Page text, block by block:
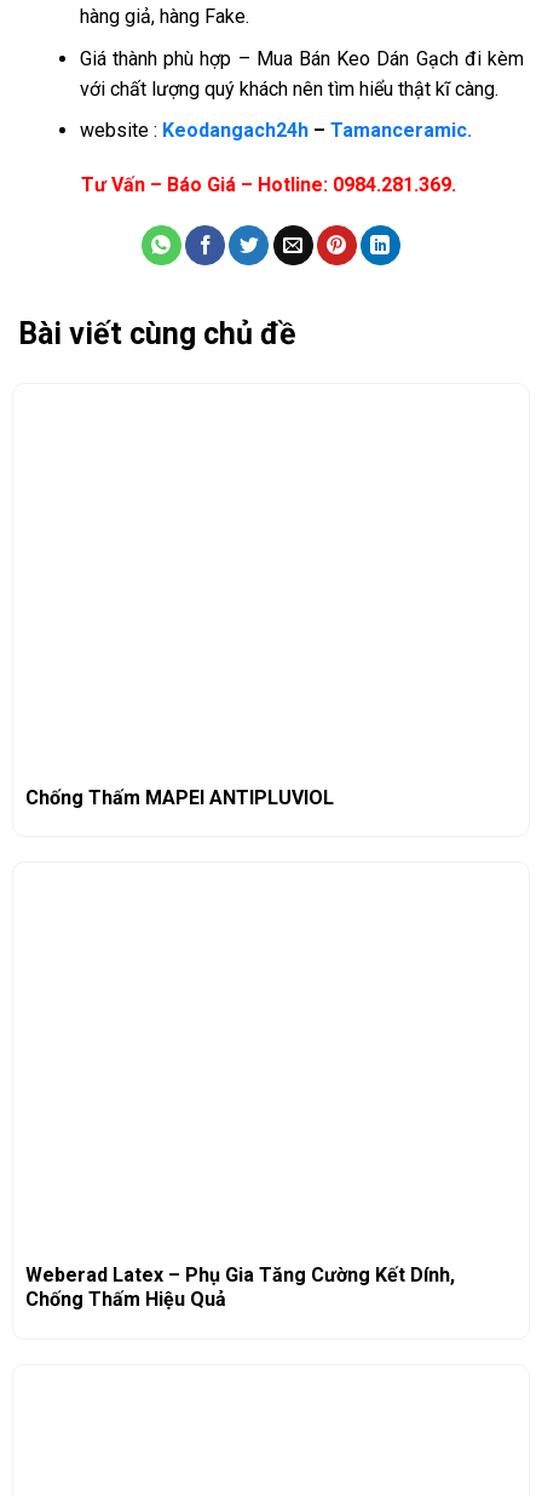
hàng giả, hàng Fake.
Giá thành phù hợp – Mua Bán Keo Dán Gạch đi kèm
với chất lượng quý khách nên tìm hiểu thật kĩ càng.
website : Keodangach24h– Tamanceramic.
Tư Vấn – Báo Giá – Hotline: 0984.281.369.
Bài viết cùng chủ đề
Chống Thấm MAPEI ANTIPLUVIOL
Weberad Latex – Phụ Gia Tăng Cường Kết Dính,
Chống Thấm Hiệu Quả